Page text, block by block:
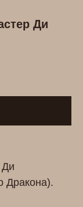
Ди
Ди
Дракона).